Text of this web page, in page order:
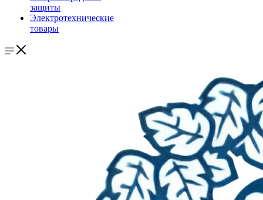
защиты
Электротехнические
товары